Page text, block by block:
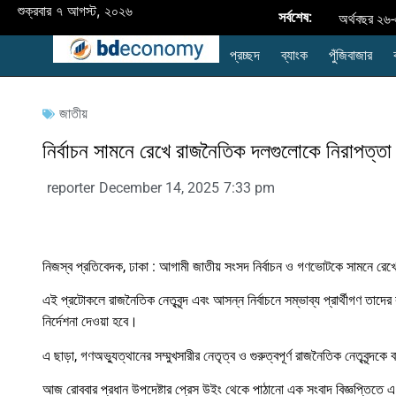
শুক্রবার ৭ আগস্ট, ২০২৬ সর্বশেষ: অর্থবছর
উন্নয়নশীল
প্রচ্ছদ ব্যাংক পুঁজিবাজার
জাতীয়
নির্বাচন সামনে রেখে রাজনৈতিক দলগুলোকে
reporter December 14, 2025 7:33 pm
নিজস্ব প্রতিবেদক, ঢাকা : আগামী জাতীয় সংসদ নির্বাচন ও গণভোটকে সামনে
এই প্রটোকলে রাজনৈতিক নেতৃবৃন্দ এবং আসন্ন নির্বাচনে সম্ভাব্য প্রার্থীগণ
নির্দেশনা দেওয়া হবে।
এ ছাড়া, গণঅভ্যুত্থানের সম্মুখসারীর নেতৃত্ব ও গুরুত্বপূর্ণ রাজনৈতিক নেতৃবৃন্দকে
আজ রোববার প্রধান উপদেষ্টার প্রেস উইং থেকে পাঠানো এক সংবাদ বিজ্ঞপ্তিতে